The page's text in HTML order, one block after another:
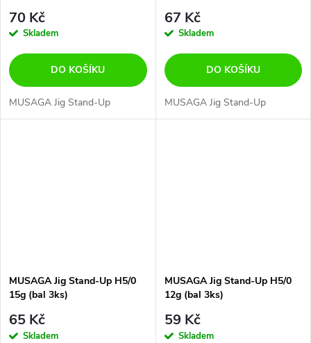
70 Kč
Skladem
DO KOŠÍKU
MUSAGA Jig Stand-Up
67 Kč
Skladem
DO KOŠÍKU
MUSAGA Jig Stand-Up
MUSAGA Jig Stand-Up H5/0
15g (bal 3ks)
65 Kč
Skladem
MUSAGA Jig Stand-Up H5/0
12g (bal 3ks)
59 Kč
Skladem